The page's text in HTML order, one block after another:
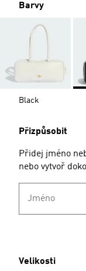
Barvy
Black
Přizpůsobit
Přidej jméno
nebo vytvoř
Jméno
Velikosti